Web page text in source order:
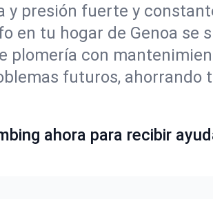
y presión fuerte y
en tu hogar de Genoa se
plomería con
futuros, ahorrando
ahora para recibir